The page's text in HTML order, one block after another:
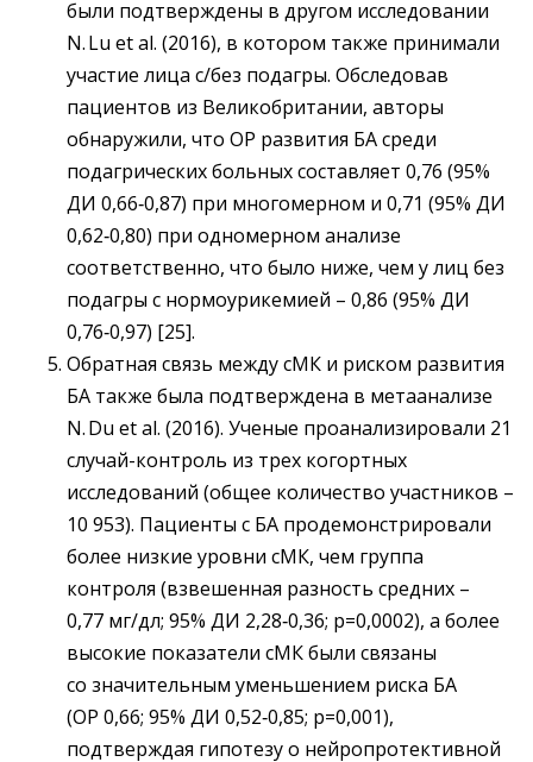
были подтверждены в другом исследовании
N. Lu et al. (2016), в котором также принимали
участие лица с/без подагры. Обследовав
пациентов из Великобритании, авторы
обнаружили, что ОР развития БА среди
подагрических больных составляет 0,76 (95%
ДИ 0,66‑0,87) при многомерном и 0,71 (95% ДИ
0,62‑0,80) при одномерном анализе
соответственно, что было ниже, чем у лиц без
подагры с нормоурикемией – ​0,86 (95% ДИ
0,76‑0,97) [25].
Обратная связь между сМК и риском развития
БА также была подтверждена в метаанализе
N. Du et al. (2016). Ученые проанализировали 21
случай-контроль из трех когортных
исследований (общее количество участников –
​10 953). Пациенты с БА продемонстрировали
более низкие уровни сМК, чем группа
контроля (взвешенная разность средних –
0,77 мг/дл; 95% ДИ 2,28‑0,36; р=0,0002), а более
высокие показатели сМК были связаны
со значительным уменьшением риска БА
(ОР 0,66; 95% ДИ 0,52‑0,85; р=0,001),
подтверждая гипотезу о нейропротективной